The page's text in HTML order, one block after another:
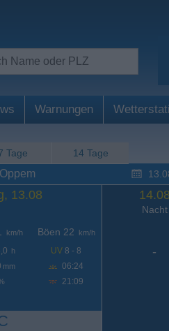
Warnungen
Tage 14 Tage
13.08
km/h
h
mm
Böen 22 km/h
UV 8 - 8
06:24
21:09
14.08
Nacht
-